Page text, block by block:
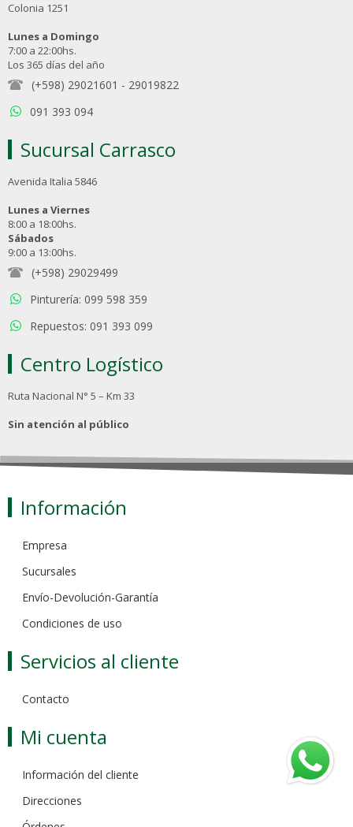
Colonia 1251
Lunes a Domingo
7:00 a 22:00hs.
Los 365 días del año
(+598) 29021601 - 29019822
091 393 094
Sucursal Carrasco
Avenida Italia 5846
Lunes a Viernes
8:00 a 18:00hs.
Sábados
9:00 a 13:00hs.
(+598) 29029499
Pinturería: 099 598 359
Repuestos: 091 393 099
Centro Logístico
Ruta Nacional N° 5 – Km 33
Sin atención al público
Información
Empresa
Sucursales
Envío-Devolución-Garantía
Condiciones de uso
Servicios al cliente
Contacto
Mi cuenta
Información del cliente
Direcciones